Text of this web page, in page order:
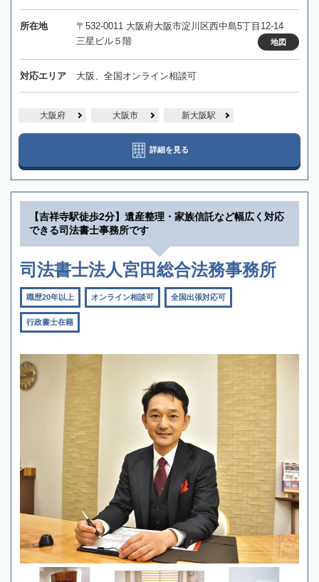
所在地
〒532-0011 大阪府大阪市淀川区西中島5丁目12-14
三星ビル５階
地図
対応エリア 大阪、全国オンライン相談可
大阪府 大阪市 新大阪駅
詳細を見る
【吉祥寺駅徒歩2分】遺産整理・家族信託など幅広く対応
できる司法書士事務所です
司法書士法人宮田総合法務事務所
職歴20年以上 オンライン相談可 全国出張対応可
行政書士在籍